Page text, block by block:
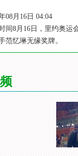
08月16日 04:04
间8月16日，里约奥运
范忆琳无缘奖牌。